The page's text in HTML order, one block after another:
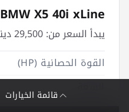
BMW X5 40i xLine
يبدأ السعر من:
القوة الحصانية (HP)
قائمة الخيارات